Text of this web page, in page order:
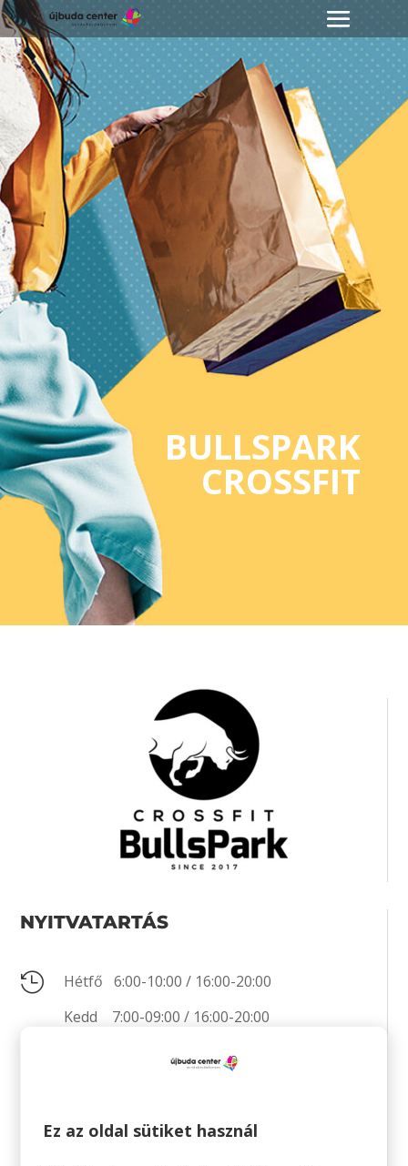
BULLSPARK
CROSSFIT
NYITVATARTÁS

Hétfő 6:00-10:00 / 16:00-20:00
Kedd 7:00-09:00 / 16:00-20:00
Szerda 6:00-10:00 / 16:00-20:00
Péntek 7:00-09:00 / 16:00-20:00
Ez az oldal sütiket használ